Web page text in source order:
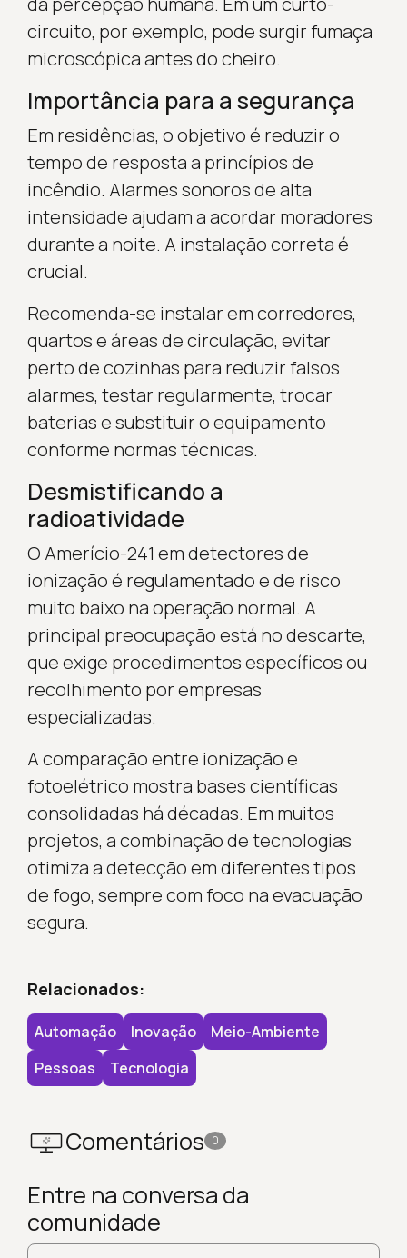
circuito, por exemplo, pode surgir fumaça
microscópica antes do cheiro.
Importância para a segurança
Em residências, o objetivo é reduzir o
tempo de resposta a princípios de
incêndio. Alarmes sonoros de alta
intensidade ajudam a acordar moradores
durante a noite. A instalação correta é
crucial.
Recomenda-se instalar em corredores,
quartos e áreas de circulação, evitar
perto de cozinhas para reduzir falsos
alarmes, testar regularmente, trocar
baterias e substituir o equipamento
conforme normas técnicas.
Desmistificando a
radioatividade
O Amerício-241 em detectores de
ionização é regulamentado e de risco
muito baixo na operação normal. A
principal preocupação está no descarte,
que exige procedimentos específicos ou
recolhimento por empresas
especializadas.
A comparação entre ionização e
fotoelétrico mostra bases científicas
consolidadas há décadas. Em muitos
projetos, a combinação de tecnologias
otimiza a detecção em diferentes tipos
de fogo, sempre com foco na evacuação
segura.
Relacionados:
Automação Inovação
Meio-Ambiente
Pessoas
Tecnologia
Comentários 0
Entre na conversa da
comunidade